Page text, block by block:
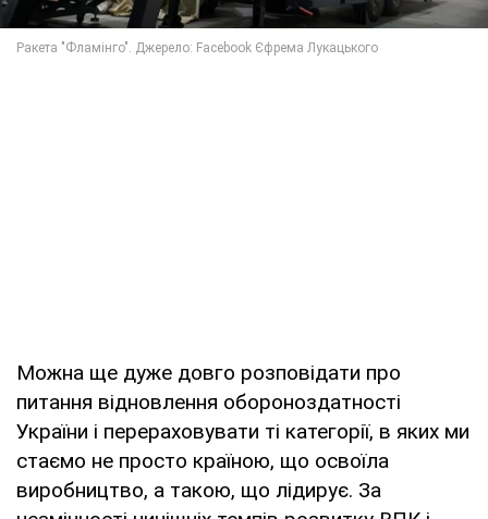
Можна ще дуже довго розповідати про
питання відновлення обороноздатності
України і перераховувати ті категорії, в яких ми
стаємо не просто країною, що освоїла
виробництво, а такою, що лідирує. За